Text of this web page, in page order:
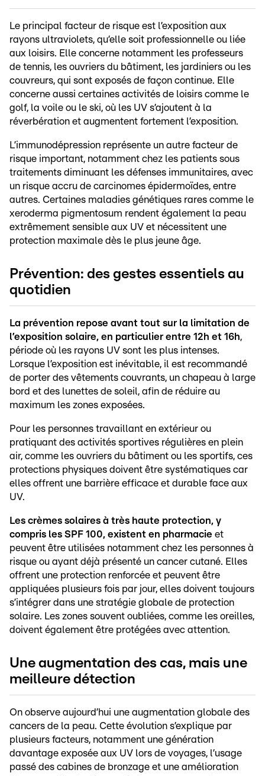
Le principal facteur de risque est l’exposition aux
rayons ultraviolets, qu’elle soit professionnelle ou liée
aux loisirs. Elle concerne notamment les professeurs
de tennis, les ouvriers du bâtiment, les jardiniers ou les
couvreurs, qui sont exposés de façon continue. Elle
concerne aussi certaines activités de loisirs comme le
golf, la voile ou le ski, où les UV s’ajoutent à la
réverbération et augmentent fortement l’exposition.
L’immunodépression représente un autre facteur de
risque important, notamment chez les patients sous
traitements diminuant les défenses immunitaires, avec
un risque accru de carcinomes épidermoïdes, entre
autres. Certaines maladies génétiques rares comme le
xeroderma pigmentosum rendent également la peau
extrêmement sensible aux UV et nécessitent une
protection maximale dès le plus jeune âge.
Prévention: des gestes essentiels au
quotidien
La prévention repose avant tout sur la limitation de
l’exposition solaire, en particulier entre 12h et 16h,
période où les rayons UV sont les plus intenses.
Lorsque l’exposition est inévitable, il est recommandé
de porter des vêtements couvrants, un chapeau à large
bord et des lunettes de soleil, afin de réduire au
maximum les zones exposées.
Pour les personnes travaillant en extérieur ou
pratiquant des activités sportives régulières en plein
air, comme les ouvriers du bâtiment ou les sportifs, ces
protections physiques doivent être systématiques car
elles offrent une barrière efficace et durable face aux
UV.
Les crèmes solaires à très haute protection, y
compris les SPF 100, existent en pharmacie et
peuvent être utilisées notamment chez les personnes à
risque ou ayant déjà présenté un cancer cutané. Elles
offrent une protection renforcée et peuvent être
appliquées plusieurs fois par jour, elles doivent toujours
s’intégrer dans une stratégie globale de protection
solaire. Les zones souvent oubliées, comme les oreilles,
doivent également être protégées avec attention.
Une augmentation des cas, mais une
meilleure détection
On observe aujourd’hui une augmentation globale des
cancers de la peau. Cette évolution s’explique par
plusieurs facteurs, notamment une génération
davantage exposée aux UV lors de voyages, l’usage
passé des cabines de bronzage et une amélioration